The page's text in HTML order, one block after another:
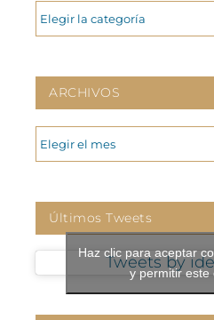
CATEGORIAS
ARCHIVOS
ARCHIVOS
Últimos Tweets
Tweets by
Haz clic para aceptar
y permitir este